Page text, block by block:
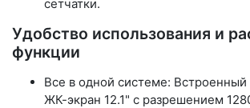
сетчатки.
Удобство использования и
функции
Все в одной системе:
ЖК-экран 12.1" с разрешением